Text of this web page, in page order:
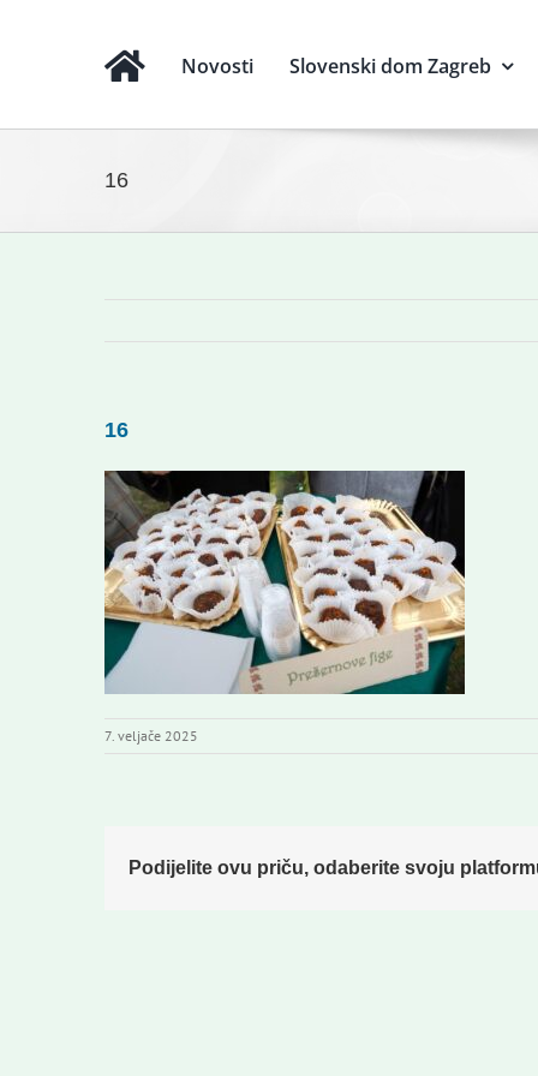
Novosti Slovenski dom Zagreb
16
16
7. veljače 2025
Podijelite ovu priču, odaberite svoju